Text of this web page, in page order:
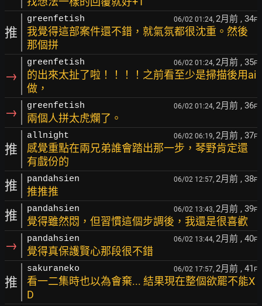
推
greenfetish 06/02 01:24, 2月前 , 34F
我覺得這部案件還不錯，就氣氛都很沈重。然後
那個拼
→
greenfetish 06/02 01:24, 2月前 , 35F
的出來太扯了啦！！！！之前看至少是掃描後用ai
做，
→ greenfetish 06/02 01:24, 2月前 , 36F
兩個人拼太虎爛了。
推
allnight 06/02 06:19, 2月前 , 37F
感覺重點在兩兄弟誰會踏出那一步，琴野肯定還
有戲份的
推 pandahsien 06/02 12:57, 2月前 , 38F
推推推
推 pandahsien 06/02 13:43, 2月前 , 39F
覺得雖然悶，但習慣這個步調後，我還是很喜歡
→ pandahsien 06/02 13:44, 2月前 , 40F
覺得真保護賢心那段很不錯
推
sakuraneko 06/02 17:57, 2月前 , 41 F
看一二集時也以為會棄... 結果現在整個欲罷不能X
D